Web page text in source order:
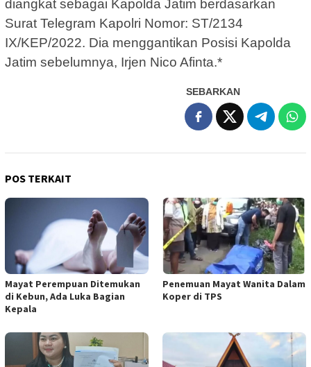
diangkat sebagai Kapolda Jatim berdasarkan
Surat Telegram Kapolri Nomor: ST/2134
IX/KEP/2022. Dia menggantikan Posisi Kapolda
Jatim sebelumnya, Irjen Nico Afinta.*
SEBARKAN
POS TERKAIT
Mayat Perempuan Ditemukan
di Kebun, Ada Luka Bagian
Kepala
Penemuan Mayat Wanita Dalam
Koper di TPS